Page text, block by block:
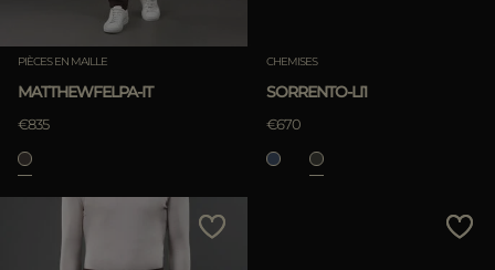
PIÈCES EN MAILLE
MATTHEWFELPA-IT
€835
CHEMISES
SORRENTO-LI1
€670